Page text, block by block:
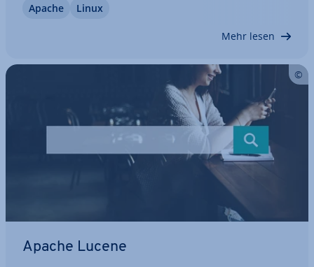
ins­be­son­de­re durch eine hohe Per­for­mance, Ska­
Apache Linux
Mehr lesen
Apache Lucene